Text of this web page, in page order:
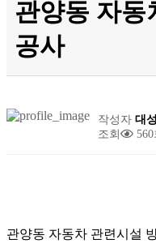
관양동 자동
공사
작성자 대
조회
560
관양동 자동차 관련시설